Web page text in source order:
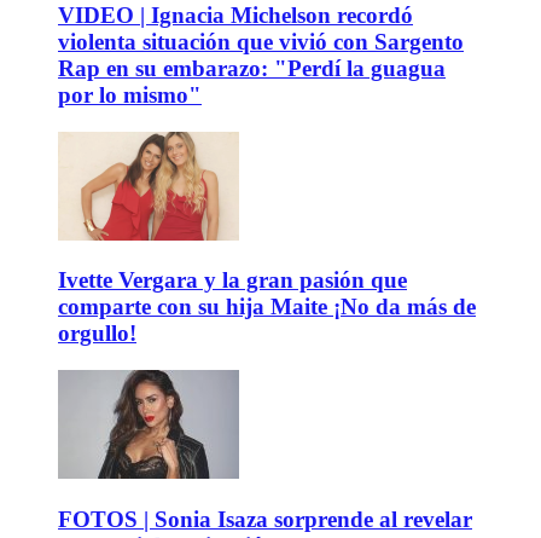
VIDEO | Ignacia Michelson recordó
violenta situación que vivió con Sargento
Rap en su embarazo: "Perdí la guagua
por lo mismo"
Ivette Vergara y la gran pasión que
comparte con su hija Maite ¡No da más de
orgullo!
FOTOS | Sonia Isaza sorprende al revelar